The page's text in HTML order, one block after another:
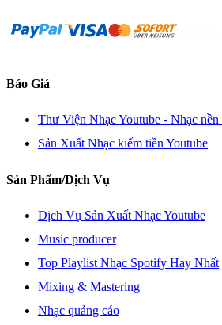
Báo Giá
Thư Viện Nhạc Youtube - Nhạc
Sản Xuất Nhạc kiếm tiền Youtube
Sản Phẩm/Dịch Vụ
Dịch Vụ Sản Xuất Nhạc Youtube
Music producer
Top Playlist Nhạc Spotify Hay Nhất
Mixing & Mastering
Nhạc quảng cáo